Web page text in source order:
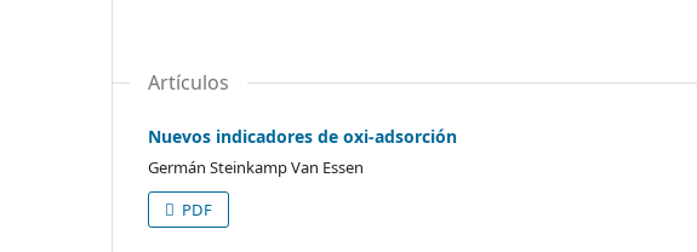
Artículos
Nuevos indicadores de oxi-adsorción
Germán Steinkamp Van Essen
PDF